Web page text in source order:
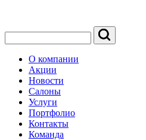
О компании
Акции
Новости
Салоны
Услуги
Портфолио
Контакты
Команда